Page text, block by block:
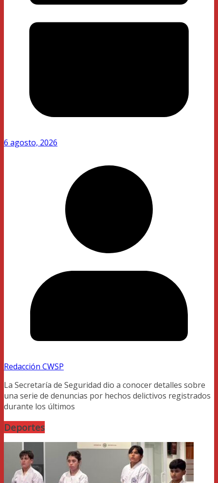
6 agosto, 2026
Redacción CWSP
La Secretaría de Seguridad dio a conocer detalles sobre
una serie de denuncias por hechos delictivos registrados
durante los últimos
Deportes